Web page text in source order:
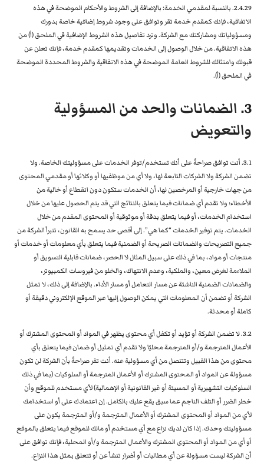
2.4.29. بالنسبة لمقدمي الخدمة: بالإضافة إلى الشروط والأحكام الموضحة في هذه
الاتفاقية، فإنك كمقدم خدمة تقر وتوافق على وجود شروط إضافية خاصة بدورك
ومسؤولياتك ومشاركتك مع الشركة. وترد تفاصيل هذه الشروط الإضافية في الملحق (أ) من
هذه الاتفاقية. من خلال الوصول إلى الخدمات وتقديمها كمقدم خدمة، فإنك تعلن عن
قبولك وامتثالك للشروط العامة الموضحة في هذه الاتفاقية والشروط المحددة الموضحة
في الملحق (أ).
3. الضمانات والحد من المسؤولية
والتعويض
3.1. أنت توافق صراحةً على أنك تستخدم/توفر الخدمات على مسؤوليتك الخاصة. ولا
تضمن الشركة ولا الشركات التابعة لها، ولا أي من موظفيها أو وكلائها أو مقدمي المحتوى
من جهات خارجية أو المرخصين لها، أن الخدمات ستكون دون انقطاع أو خالية من
الأخطاء؛ ولا تقدم أي ضمانات فيما يتعلق بالنتائج التي قد يتم الحصول عليها من خلال
استخدام الخدمات، أو فيما يتعلق بدقة أو موثوقية أو المحتوى المقدم من خلال
الخدمات. يتم توفير الخدمات “كما هي”. إلى أقصى حد يسمح به القانون، تتبرأ الشركة من
جميع التصريحات والضمانات الصريحة أو الضمنية فيما يتعلق بأي معلومات أو خدمات أو
منتجات أو مواد، بما في ذلك على سبيل المثال لا الحصر، ضمانات قابلية التسويق أو
الملاءمة لغرض معين، والملكية، وعدم الانتهاك، والخلو من فيروسات الكمبيوتر،
والضمانات الضمنية الناشئة عن مسار التعامل أو مسار الأداء. بالإضافة إلى ذلك، لا تمثل
الشركة أو تضمن أن المعلومات التي يمكن الوصول إليها عبر الموقع الإلكتروني دقيقة أو
كاملة أو محدثة.
3.2. لا تضمن الشركة أو تؤيد أو تكفل أي محتوى يظهر في المواد أو المحتوى المشترك أو
الأعمال المترجمة و/أو المترجمة محليًا ولا تقدم أي تمثيل أو ضمان فيما يتعلق بأي
محتوى من هذا القبيل وتتنصل من أي مسؤولية عنه. أنت تقر صراحةً بأن الشركة لن تكون
مسؤولة عن المواد أو المحتوى المشترك أو الأعمال المترجمة أو السلوكيات (بما في ذلك
السلوكيات التشهيرية أو المسيئة أو غير القانونية أو الإهمالية) لأي مستخدم للموقع وأن
خطر الضرر أو التلف الناجم عما سبق يقع عليك بالكامل. إن اعتمادك على أو استخدامك
لأي من المواد أو المحتوى المشترك أو الأعمال المترجمة و/أو المترجمة يكون على
مسؤوليتك وحدك. إذا كان لديك نزاع مع أي مستخدم أو مالك للموقع فيما يتعلق بالموقع
أو أي من المواد أو المحتوى المشترك والأعمال المترجمة و/أو المحلية، فإنك توافق على
أن الشركة ليست مسؤولة عن أي مطالبات أو أضرار تنشأ عن أو تتعلق بمثل هذا النزاع.